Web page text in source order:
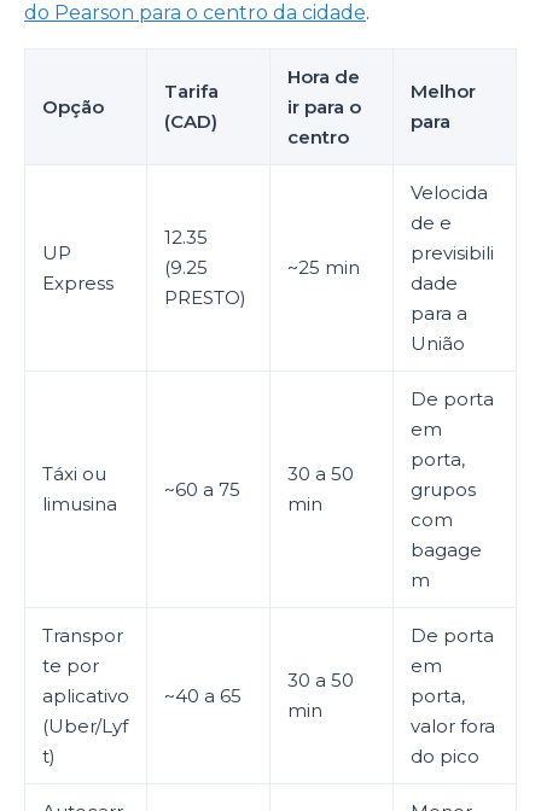
do Pearson para o centro da cidade.
Opção
Tarifa
(CAD)
Hora de
ir para o
centro
Melhor
para
UP
Express
12.35
(9.25
PRESTO)
~25 min
Velocida
de e
previsibili
dade
para a
União
Táxi ou
limusina
~60 a 75
30 a 50
min
De porta
em
porta,
grupos
com
bagage
m
Transpor
te por
aplicativo
(Uber/Lyf
t)
~40 a 65
30 a 50
min
De porta
em
porta,
valor fora
do pico